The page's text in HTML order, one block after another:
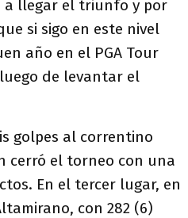
a llegar el triunfo y por
si sigo en este nivel
año en el PGA Tour
luego de levantar el
golpes al correntino
cerró el torneo con una
En el tercer lugar, en
con 282 (6)